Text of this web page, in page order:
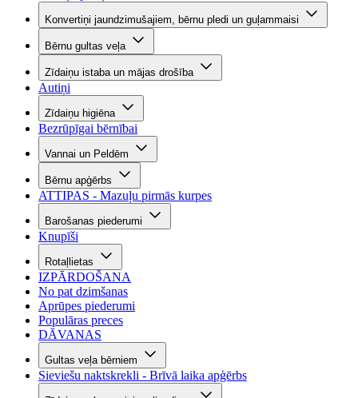
Konvertiņi jaundzimušajiem, bērnu pledi un guļammaisi
Bērnu gultas veļa
Zīdaiņu istaba un mājas drošība
Autiņi
Zīdaiņu higiēna
Bezrūpīgai bērnībai
Vannai un Peldēm
Bērnu apģērbs
ATTIPAS - Mazuļu pirmās kurpes
Barošanas piederumi
Knupīši
Rotaļlietas
IZPĀRDOŠANA
No pat dzimšanas
Aprūpes piederumi
Populāras preces
DĀVANAS
Gultas veļa bērniem
Sieviešu naktskrekli - Brīvā laika apģērbs